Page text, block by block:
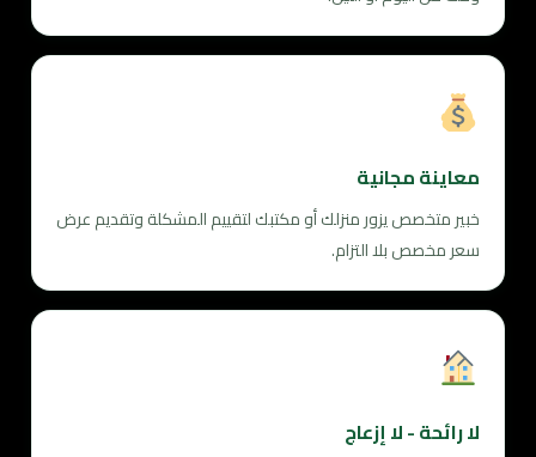
معاينة مجانية
خبير متخصص يزور منزلك أو مكتبك لتقييم المشكلة وتقديم عرض
سعر مخصص بلا التزام.
لا رائحة - لا إزعاج